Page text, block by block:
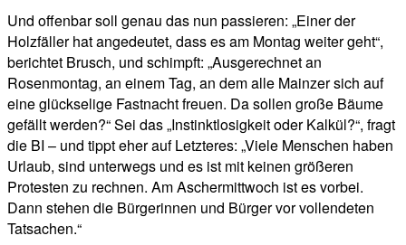
Und offenbar soll genau das nun passieren: „Einer der
Holzfäller hat angedeutet, dass es am Montag weiter geht“,
berichtet Brusch, und schimpft: „Ausgerechnet an
Rosenmontag, an einem Tag, an dem alle Mainzer sich auf
eine glückselige Fastnacht freuen. Da sollen große Bäume
gefällt werden?“ Sei das „Instinktlosigkeit oder Kalkül?“, fragt
die BI – und tippt eher auf Letzteres: „Viele Menschen haben
Urlaub, sind unterwegs und es ist mit keinen größeren
Protesten zu rechnen. Am Aschermittwoch ist es vorbei.
Dann stehen die Bürgerinnen und Bürger vor vollendeten
Tatsachen.“